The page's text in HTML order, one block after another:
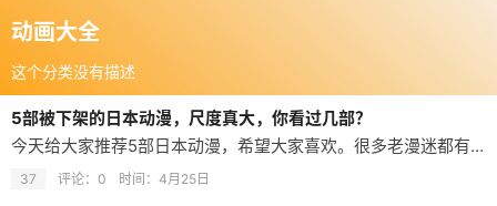
动画大全
这个分类没有描述
5部被下架的日本动漫，尺度真大，你看过几部？
今天给大家推荐5部日本动漫，希望大家喜欢。很多老漫迷都有过这样的经历：上学时追得入迷的日本动漫，看着看着就下架了，想重温只能找资源。今天就盘点5部因尺度问题被停播的作品，剧情、画风都很有特点，看过的都是老二次元。 《地狱少女》评分8.1，是我大学时期追的动画。它的配色高级又诡异，当年我做设计作业还借鉴过。剧中频繁出现的彼岸花，给不少人留下心理阴影，现实中看到石蒜都不敢种。每一集都是独立小故事，讲尽…
37 评论：0 时间： 4月25日